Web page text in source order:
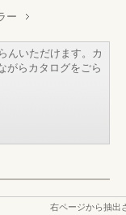
ー
んいただけます。カ
がらカタログをごら
右ページから抽出